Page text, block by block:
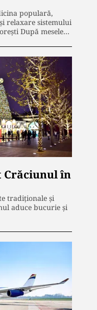
populară,
relaxare sistemului
După mesele…
Crăciunul în
tradiționale și
aduce bucurie și